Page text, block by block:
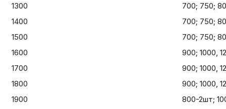
1300
700; 750;
1400
700; 750;
1500
700; 750;
1600
900; 1000,
1700
900; 1000,
1800
900; 1000,
1900
800-2шт;